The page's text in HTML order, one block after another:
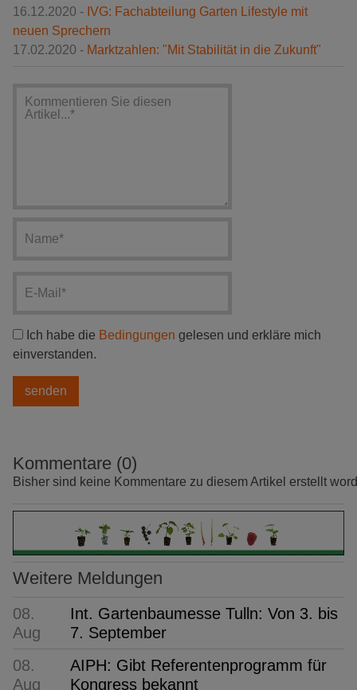
16.12.2020 - IVG: Fachabteilung Garten Lifestyle mit
neuen Sprechern
17.02.2020 - Marktzahlen: "Mit Stabilität in die Zukunft"
Ich habe die Bedingungen gelesen und erkläre mich
einverstanden.
Kommentare (0)
Bisher sind keine Kommentare zu diesem Artikel erstellt
Weitere Meldungen
08.
Aug
Int. Gartenbaumesse Tulln: Von 3. bis
7. September
08.
Aug
AIPH: Gibt Referentenprogramm für
Kongress bekannt